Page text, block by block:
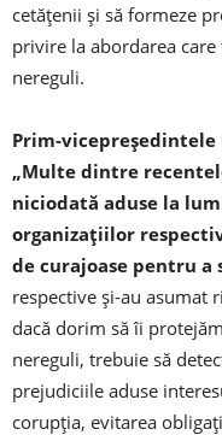
cetăţenii şi să formeze
privire la abordarea
nereguli.
Prim-vicepreşedintele
„Multe dintre
niciodată aduse la
organizaţiilor
de curajoase pentru a
respective şi-au asumat
dacă dorim să îi
nereguli, trebuie să
prejudiciile aduse
corupţia, evitarea